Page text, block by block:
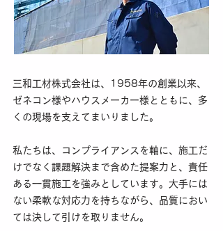
三和工材株式会社は、1958年の創業以来、
ゼネコン様やハウスメーカー様とともに、多
くの現場を支えてまいりました。
私たちは、コンプライアンスを軸に、施工だ
けでなく課題解決まで含めた提案力と、責任
ある一貫施工を強みとしています。大手には
ない柔軟な対応力を持ちながら、品質におい
ては決して引けを取りません。